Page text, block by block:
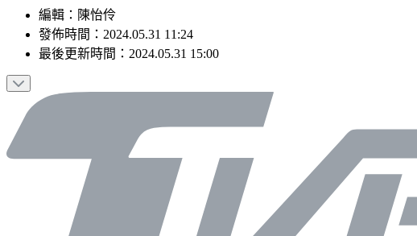
編輯 ： 陳怡伶
發佈時間： 2024.05.31 11:24
最後更新時間： 2024.05.31 15:00